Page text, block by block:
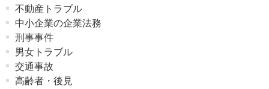
不動産トラブル
中小企業の企業法務
刑事事件
男女トラブル
交通事故
高齢者・後見